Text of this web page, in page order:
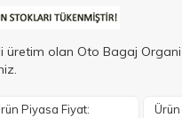
üretim olan Oto Bagaj
Piyasa Fiyat: Ürün